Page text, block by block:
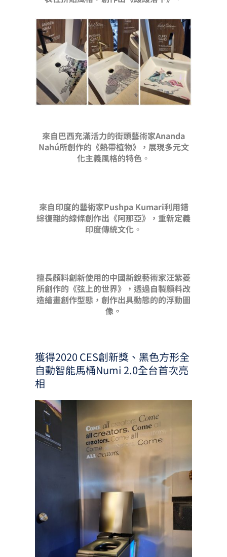
來自巴西充滿活力的街頭藝術家Ananda
Nahú所創作的《熱帶植物》，展現多元文
化主義風格的特色 。
來自印度的藝術家Pushpa Kumari利用錯
綜復雜的線條創作出《阿那亞》，重新定義
印度傳統文化 。
擅長顏料創新使用的中國新銳藝術家汪紫菱
所創作的《弦上的世界》，透過自製顏料改
造繪畫創作型態，創作出具動態的的浮動圖
像。
獲得2020 CES創新獎、黑色方形全
自動智能馬桶Numi 2.0全台首次亮
相